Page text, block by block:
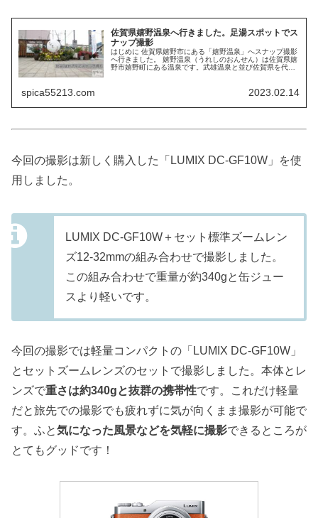
佐賀県嬉野温泉へ行きました。足湯スポットでス
ナップ撮影
はじめに 佐賀県嬉野市にある「嬉野温泉」へスナップ撮影
へ行きました。 嬉野温泉（うれしのおんせん）は佐賀県嬉
野市嬉野町にある温泉です。武雄温泉と並び佐賀県を代表
spica55213.com 2023.02.14
今回の撮影は新しく購入した「LUMIX DC-GF10W」を使
用しました。
LUMIX DC-GF10W＋セット標準ズームレン
ズ12-32mmの組み合わせで撮影しました。
この組み合わせで重量が約340gと缶ジュー
スより軽いです。
今回の撮影では軽量コンパクトの「LUMIX DC-GF10W」
とセットズームレンズのセットで撮影しました。本体とレ
ンズで重さは約340gと抜群の携帯性です。これだけ軽量
だと旅先での撮影でも疲れずに気が向くまま撮影が可能で
す。ふと気になった風景などを気軽に撮影できるところが
とてもグッドです！